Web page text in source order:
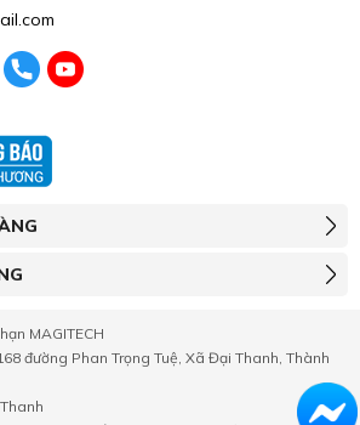
MAGITECH
đường Phan Trọng Tuệ, Xã Đại Thanh, Thành